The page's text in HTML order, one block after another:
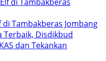
Tambakberas Jombang